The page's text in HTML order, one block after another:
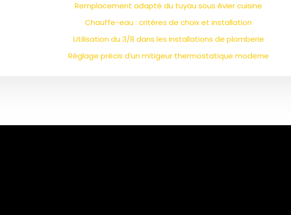
Remplacement adapté du tuyau sous évier cuisine
Chauffe-eau : critères de choix et installation
Utilisation du 3/8 dans les installations de plomberie
Réglage précis d’un mitigeur thermostatique moderne